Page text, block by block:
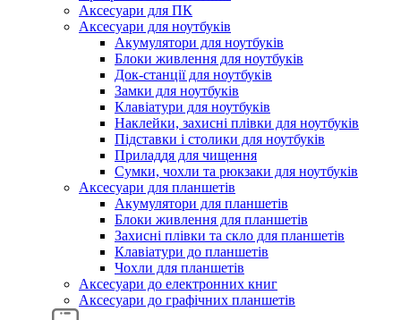
Аксесуари для ПК
Аксесуари для ноутбуків
Акумулятори для ноутбуків
Блоки живлення для ноутбуків
Док-станції для ноутбуків
Замки для ноутбуків
Клавіатури для ноутбуків
Наклейки, захисні плівки для ноутбуків
Підставки і столики для ноутбуків
Приладдя для чищення
Сумки, чохли та рюкзаки для ноутбуків
Аксесуари для планшетів
Акумулятори для планшетів
Блоки живлення для планшетів
Захисні плівки та скло для планшетів
Клавіатури до планшетів
Чохли для планшетів
Аксесуари до електронних книг
Аксесуари дo графічних планшетів